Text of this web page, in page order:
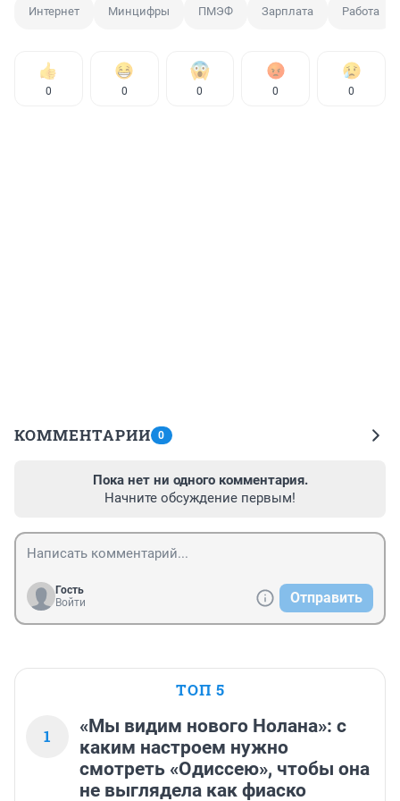
Интернет Минцифры ПМЭФ Зарплата Работа
0 0 0 0 0
КОММЕНТАРИИ 0
Пока нет ни одного комментария.
Начните обсуждение первым!
Гость
Войти
Отправить
ТОП 5
1
«Мы видим нового Нолана»: с
каким настроем нужно
смотреть «Одиссею», чтобы она
не выглядела как фиаско